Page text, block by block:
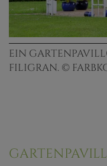
EIN
FILIGRAN. ©